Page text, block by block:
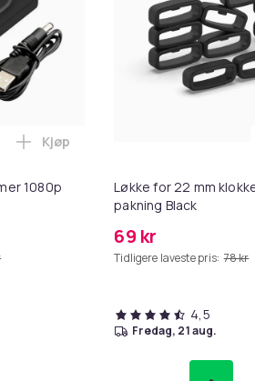
1080p
Legg SCART til HDMI-omformer
Kjøp
Løkke for 22 mm
pakning Black
69 kr
Tidligere laveste pris: 78 kr
4,5
fredag, 21 aug.